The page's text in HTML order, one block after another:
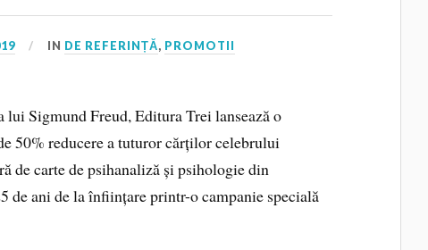
IN DE REFERINȚĂ, PROMOTII
lui Sigmund Freud, Editura Trei lansează o
50% reducere a tuturor cărților celebrului
de carte de psihanaliză și psihologie din
de ani de la înființare printr-o campanie specială